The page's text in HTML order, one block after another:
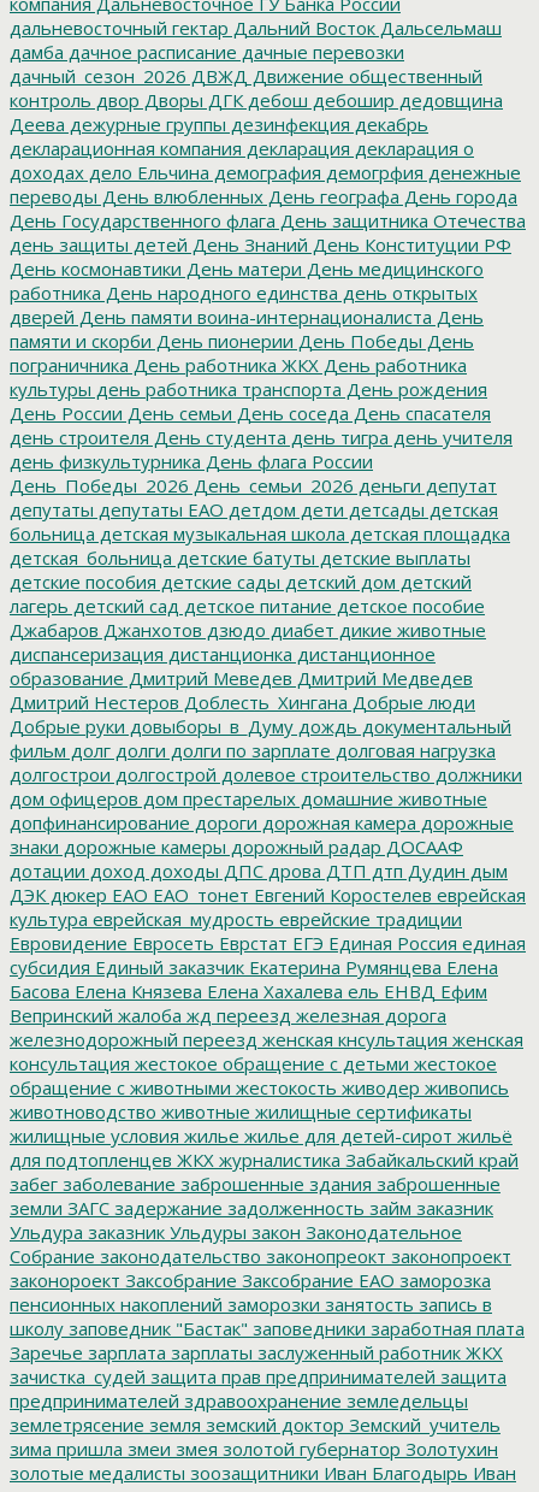
дальневосточный гектар Дальний Восток Дальсельмаш
дамба дачное расписание дачные перевозки
дачный_сезон_2026 ДВЖД Движение общественный
контроль двор Дворы ДГК дебош дебошир дедовщина
Деева дежурные группы дезинфекция декабрь
декларационная компания декларация декларация о
доходах дело Ельчина демография демогрфия денежные
переводы День влюбленных День географа День города
День Государственного флага День защитника Отечества
день защиты детей День Знаний День Конституции РФ
День космонавтики День матери День медицинского
работника День народного единства день открытых
дверей День памяти воина-интернационалиста День
памяти и скорби День пионерии День Победы День
пограничника День работника ЖКХ День работника
культуры день работника транспорта День рождения
День России День семьи День соседа День спасателя
день строителя День студента день тигра день учителя
день физкультурника День флага России
День_Победы_2026 День_семьи_2026 деньги депутат
депутаты депутаты ЕАО детдом дети детсады детская
больница детская музыкальная школа детская площадка
детская_больница детские батуты детские выплаты
детские пособия детские сады детский дом детский
лагерь детский сад детское питание детское пособие
Джабаров Джанхотов дзюдо диабет дикие животные
диспансеризация дистанционка дистанционное
образование Дмитрий Меведев Дмитрий Медведев
Дмитрий Нестеров Доблесть_Хингана Добрые люди
Добрые руки довыборы_в_Думу дождь документальный
фильм долг долги долги по зарплате долговая нагрузка
долгострои долгострой долевое строительство должники
дом офицеров дом престарелых домашние животные
допфинансирование дороги дорожная камера дорожные
знаки дорожные камеры дорожный радар ДОСААФ
дотации доход доходы ДПС дрова ДТП дтп Дудин дым
ДЭК дюкер ЕАО ЕАО_тонет Евгений Коростелев еврейская
культура еврейская_мудрость еврейские традиции
Евровидение Евросеть Еврстат ЕГЭ Единая Россия единая
субсидия Единый заказчик Екатерина Румянцева Елена
Басова Елена Князева Елена Хахалева ель ЕНВД Ефим
Вепринский жалоба жд переезд железная дорога
железнодорожный переезд женская кнсультация женская
консультация жестокое обращение с детьми жестокое
обращение с животными жестокость живодер живопись
животноводство животные жилищные сертификаты
жилищные условия жилье жилье для детей-сирот жильё
для подтопленцев ЖКХ журналистика Забайкальский край
забег заболевание заброшенные здания заброшенные
земли ЗАГС задержание задолженность займ заказник
Ульдура заказник Ульдуры закон Законодательное
Собрание законодательство законопреокт законопроект
законороект Заксобрание Заксобрание ЕАО заморозка
пенсионных накоплений заморозки занятость запись в
школу заповедник "Бастак" заповедники заработная плата
Заречье зарплата зарплаты заслуженный работник ЖКХ
зачистка_судей защита прав предпринимателей защита
предпринимателей здравоохранение земледельцы
землетрясение земля земский доктор Земский_учитель
зима пришла змеи змея золотой губернатор Золотухин
золотые медалисты зоозащитники Иван Благодырь Иван